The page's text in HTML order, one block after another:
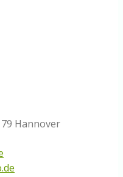
Hannover